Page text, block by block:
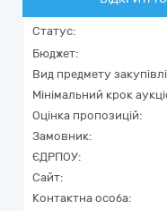
Статус:
Бюджет:
Вид предмету
Мінімальний крок
Оцінка пропозицій:
Замовник:
ЄДРПОУ:
Сайт:
Контактна особа: